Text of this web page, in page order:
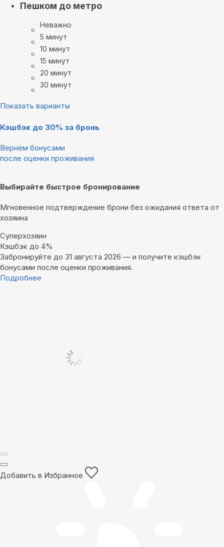
Пешком до метро
Неважно
5 минут
10 минут
15 минут
20 минут
30 минут
Показать варианты
Кэшбэк до 30% за бронь
Вернём бонусами
после оценки проживания
Выбирайте быстрое бронирование
Мгновенное подтверждение брони без ожидания ответа от
хозяина
Суперхозяин
Кэшбэк до 4%
Забронируйте до 31 августа 2026 — и получите кэшбэк
бонусами после оценки проживания.
Подробнее
Добавить в Избранное